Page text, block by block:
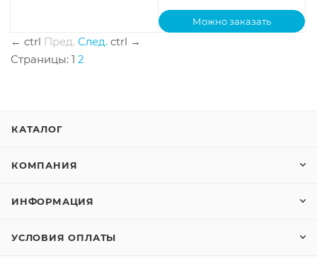
Можно заказать
← ctrl Пред. След. ctrl →
Страницы: 1 2
КАТАЛОГ
КОМПАНИЯ
ИНФОРМАЦИЯ
УСЛОВИЯ ОПЛАТЫ